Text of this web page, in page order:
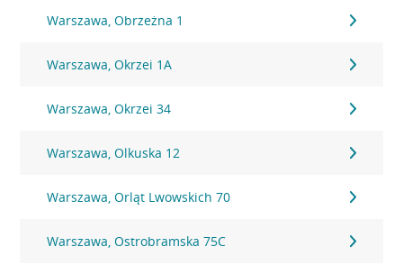
Warszawa, Obrzeżna 1
Warszawa, Okrzei 1A
Warszawa, Okrzei 34
Warszawa, Olkuska 12
Warszawa, Orląt Lwowskich 70
Warszawa, Ostrobramska 75C